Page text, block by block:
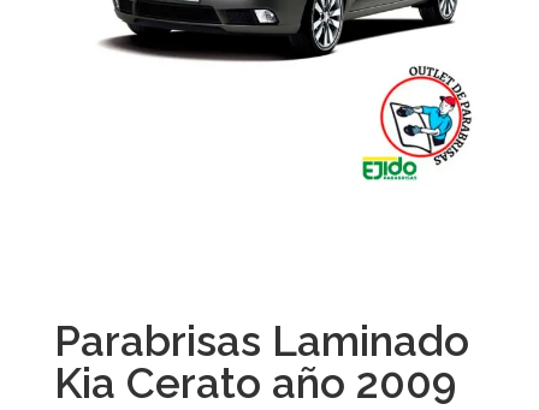
Parabrisas Laminado
Kia Cerato año 2009